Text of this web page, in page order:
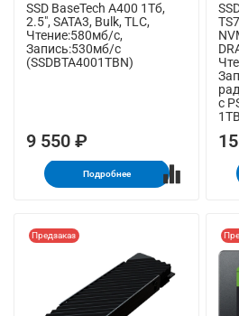
SSD BaseTech A400 1Тб,
2.5", SATA3, Bulk, TLC,
Чтение:580мб/с,
Запись:530мб/с
(SSDBTA4001TBN)
9 550 ₽
Подробнее
с
Предзаказ